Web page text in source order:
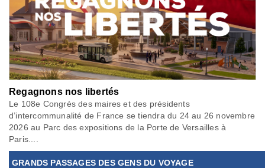
Regagnons nos libertés
Le 108e Congrès des maires et des présidents
d’intercommunalité de France se tiendra du 24 au 26 novembre
2026 au Parc des expositions de la Porte de Versailles à
Paris....
GRANDS PASSAGES DES GENS DU VOYAGE